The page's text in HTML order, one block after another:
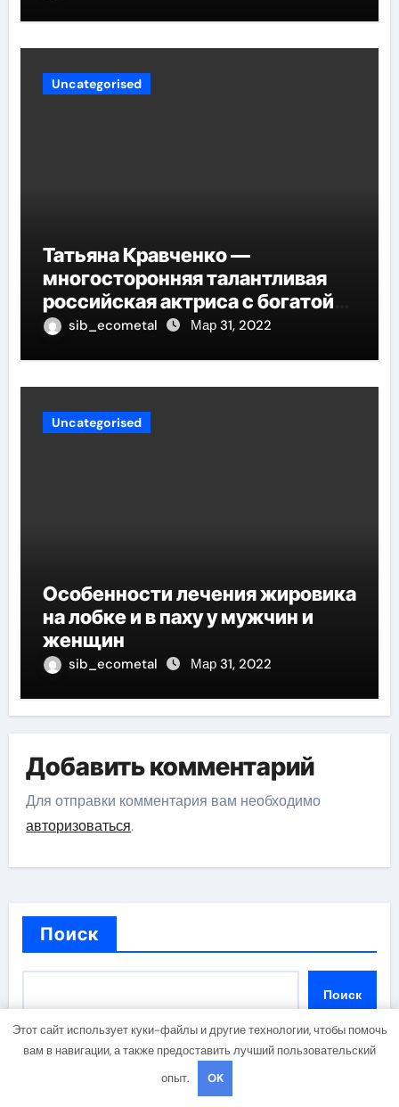
Uncategorised
Татьяна Кравченко —
многосторонняя талантливая
российская актриса с богатой
биографией и успешной
sib_ecometal Мар 31, 2022
Uncategorised
Особенности лечения жировика
на лобке и в паху у мужчин и
женщин
sib_ecometal Мар 31, 2022
Добавить комментарий
Для отправки комментария вам необходимо
авторизоваться.
Поиск
Поиск
Этот сайт использует куки-файлы и другие технологии, чтобы помочь
вам в навигации, а также предоставить лучший пользовательский
опыт.
OK